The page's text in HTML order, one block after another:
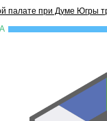
при Думе Югры